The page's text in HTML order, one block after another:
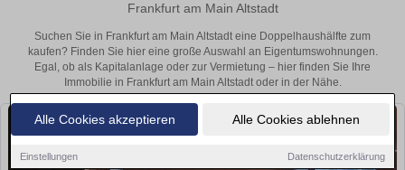
Alle Cookies akzeptieren Alle Cookies ablehnen
Einstellungen Datenschutzerklärung
Frankfurt am Main Altstadt
Suchen Sie in Frankfurt am Main Altstadt eine Doppelhaushälfte zum
kaufen? Finden Sie hier eine große Auswahl an Eigentumswohnungen.
Egal, ob als Kapitalanlage oder zur Vermietung – hier finden Sie Ihre
Immobilie in Frankfurt am Main Altstadt oder in der Nähe.